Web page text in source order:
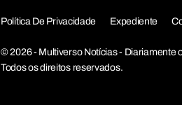
Política De Privacidade Expediente
© 2026 - Multiverso Notícias - Diariamente
Todos os direitos reservados.